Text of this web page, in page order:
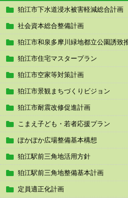
狛江市下水道浸水被害軽減総合計画
社会資本総合整備計画
狛江市和泉多摩川緑地都立公園誘致
狛江市住宅マスタープラン
狛江市空家等対策計画
狛江市景観まちづくりビジョン
狛江市耐震改修促進計画
こまえ子ども・若者応援プラン
ぽかぽか広場整備基本構想
狛江駅前三角地活用方針
狛江駅前三角地整備基本計画
定員適正化計画